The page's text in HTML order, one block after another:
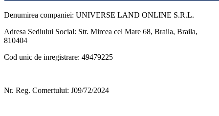
Denumirea companiei: UNIVERSE LAND ONLINE S.R.L.
Adresa Sediului Social: Str. Mircea cel Mare 68, Braila, Braila,
810404
Cod unic de inregistrare: 49479225
Nr. Reg. Comertului: J09/72/2024